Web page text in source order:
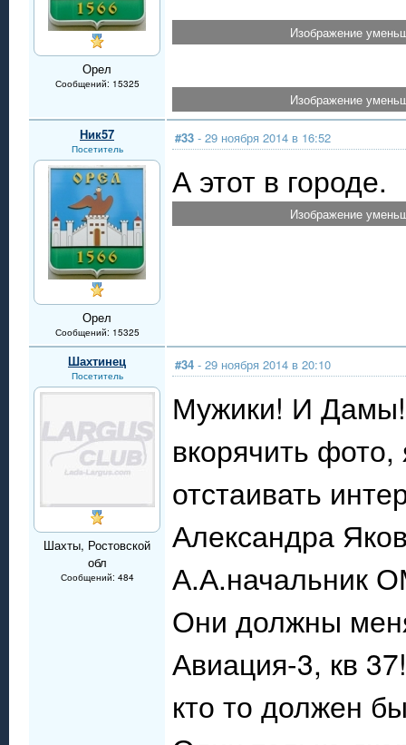
Орел
Сообщений: 15325
Изображение
Изображение
Ник57
Посетитель
Орел
Сообщений: 15325
#33 - 29 ноября 2014 в 16:52
А этот в городе.
Изображение
Шахтинец
Посетитель
Шахты, Ростовской
обл
Сообщений: 484
#34 - 29 ноября 2014 в 20:10
Мужики! И Дамы!
вкорячить
отстаивать
Александра
А.А.начальник
Они должны
Авиация-3, кв
кто то должен